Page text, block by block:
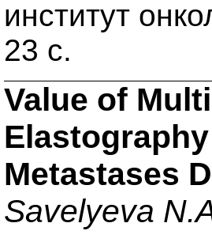
институт
23 с.
Value of
Metastases
Savelyeva